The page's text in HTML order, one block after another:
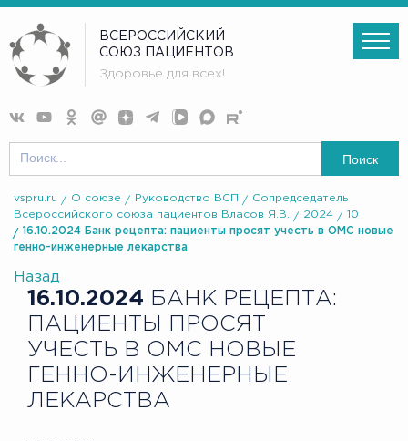
ВСЕРОССИЙСКИЙ
СОЮЗ ПАЦИЕНТОВ
Здоровье для всех!
Поиск
vspru.ru О союзе Руководство ВСП
Сопредседатель
Всероссийского союза пациентов Власов Я.В.
2024
10
16.10.2024 Банк рецепта: пациенты просят учесть в ОМС новые
генно-инженерные лекарства
Назад
16.10.2024 БАНК РЕЦЕПТА:
ПАЦИЕНТЫ ПРОСЯТ
УЧЕСТЬ В ОМС НОВЫЕ
ГЕННО-ИНЖЕНЕРНЫЕ
ЛЕКАРСТВА